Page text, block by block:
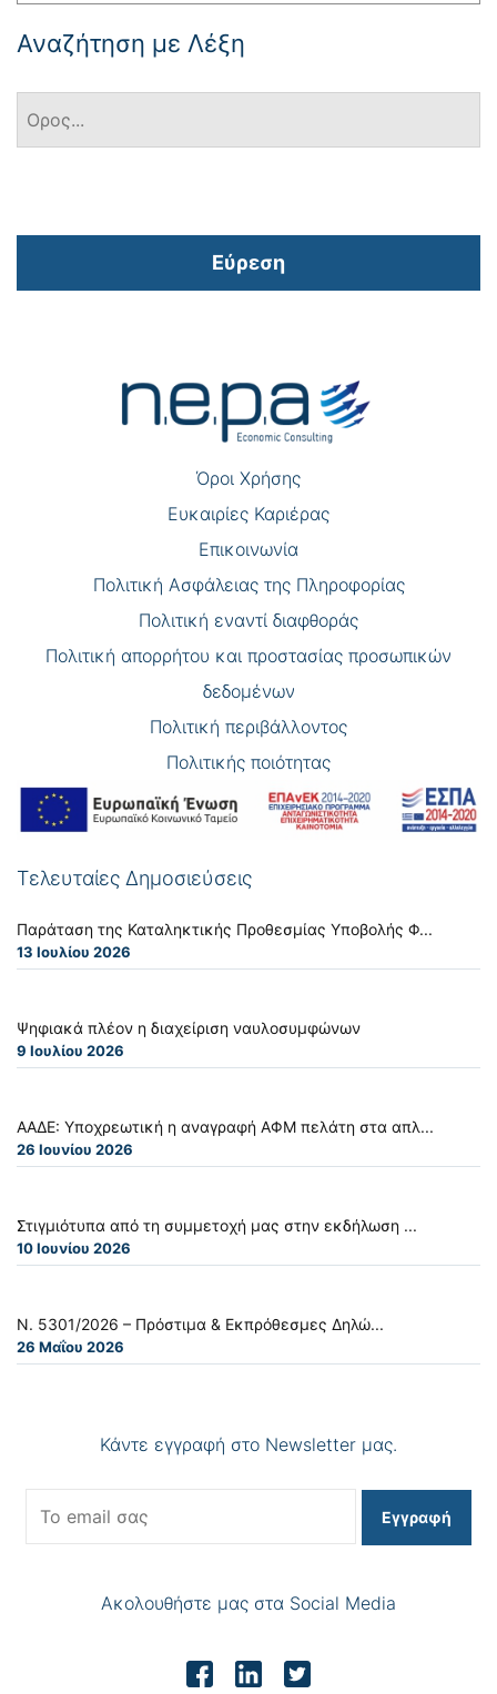
Αναζήτηση με Λέξη
Εύρεση
Όροι Χρήσης
Eυκαιρίες Καριέρας
Επικοινωνία
Πολιτική Ασφάλειας της Πληροφορίας
Πολιτική εναντί διαφθοράς
Πολιτική απορρήτου και προστασίας προσωπικών
δεδομένων
Πολιτική περιβάλλοντος
Πολιτικής ποιότητας
Τελευταίες Δημοσιεύσεις
Παράταση της Καταληκτικής Προθεσμίας Υποβολής Φ...
13 Ιουλίου 2026
Ψηφιακά πλέον η διαχείριση ναυλοσυμφώνων
9 Ιουλίου 2026
ΑΑΔΕ: Υποχρεωτική η αναγραφή ΑΦΜ πελάτη στα απλ...
26 Ιουνίου 2026
Στιγμιότυπα από τη συμμετοχή μας στην εκδήλωση ...
10 Ιουνίου 2026
Ν. 5301/2026 – Πρόστιμα & Εκπρόθεσμες Δηλώ...
26 Μαΐου 2026
Κάντε εγγραφή στο Newsletter μας.
Εγγραφή
Ακολουθήστε μας στα Social Media